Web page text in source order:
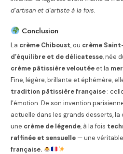
d’artisan et d’artiste à la fois.
Conclusion
La crème Chiboust, ou crème
d’équilibre et de délicatesse, née
crème pâtissière veloutéeet la
Fine, légère, brillante et éphémère,
tradition pâtissière française :
l’émotion. De son invention
actuelle dans les grands desserts,
une crème de légende, à la fois
raffinée et sensuelle — une véritable
française.